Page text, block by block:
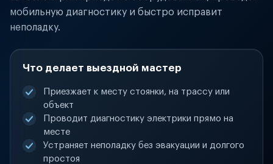
мобильную диагностику и быстро исправит
неполадку.
Что делает выездной мастер
Приезжает к месту стоянки, на трассу или
объект
Проводит диагностику электрики прямо на
месте
Устраняет неполадку без эвакуации и долгого
простоя